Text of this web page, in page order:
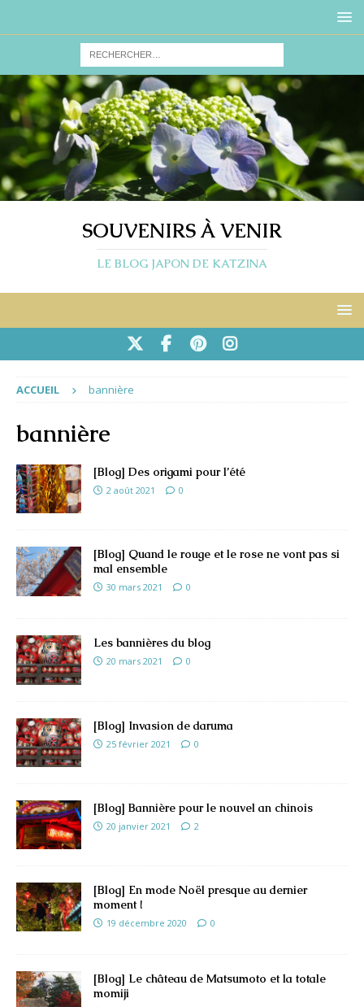
SOUVENIRS À VENIR
LE BLOG JAPON DE KATZINA
ACCUEIL bannière
bannière
[Blog] Des origami pour l’été
2 août 2021 0
[Blog] Quand le rouge et le rose ne vont pas si
mal ensemble
30 mars 2021 0
Les bannières du blog
20 mars 2021 0
[Blog] Invasion de daruma
25 février 2021 0
[Blog] Bannière pour le nouvel an chinois
20 janvier 2021 2
[Blog] En mode Noël presque au dernier
moment !
19 décembre 2020 0
[Blog] Le château de Matsumoto et la totale
momiji